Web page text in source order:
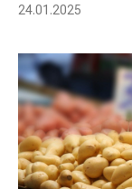
24.01.2025